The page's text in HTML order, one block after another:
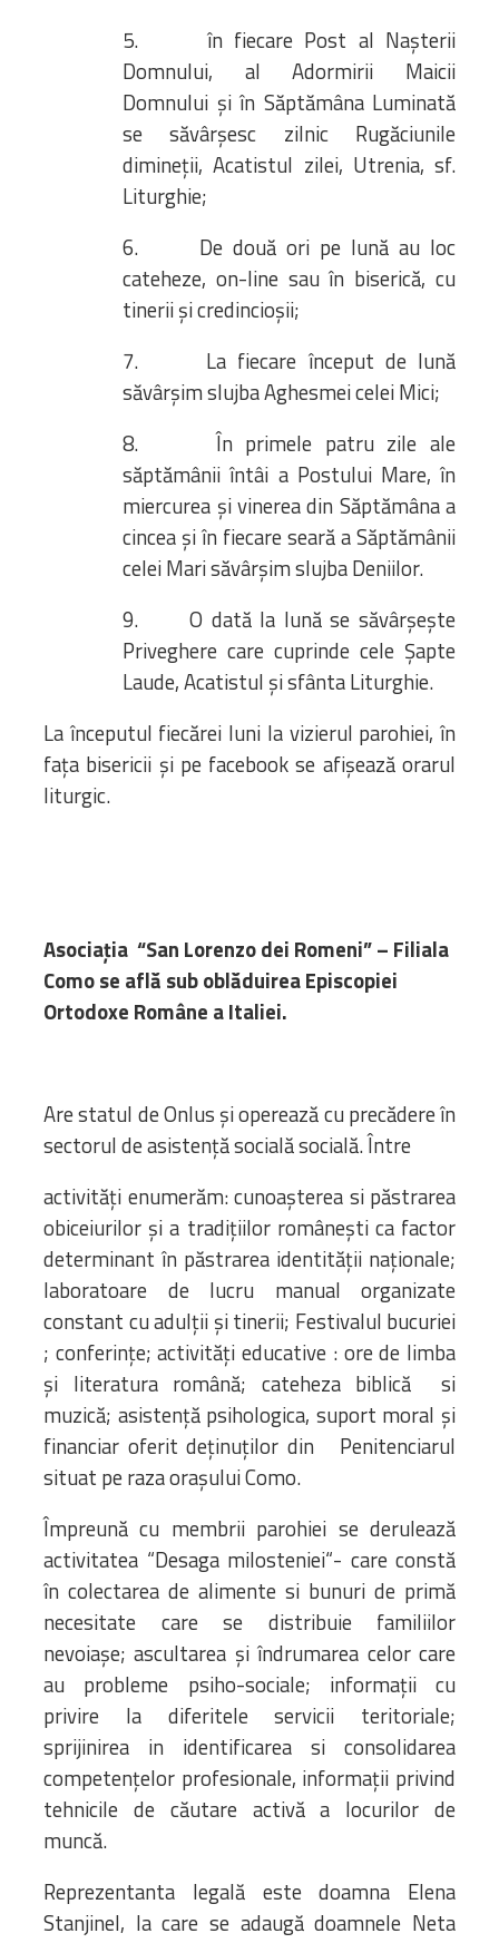
5. în fiecare Post al Nașterii
Domnului, al Adormirii Maicii
Domnului și în Săptămâna Luminată
se săvârșesc zilnic Rugăciunile
dimineții, Acatistul zilei, Utrenia, sf.
Liturghie;
6. De două ori pe lună au loc
cateheze, on-line sau în biserică, cu
tinerii și credincioșii;
7. La fiecare început de lună
săvârșim slujba Aghesmei celei Mici;
8. În primele patru zile ale
săptămânii întâi a Postului Mare, în
miercurea și vinerea din Săptămâna a
cincea și în fiecare seară a Săptămânii
celei Mari săvârșim slujba Deniilor.
9. O dată la lună se săvârșește
Priveghere care cuprinde cele Șapte
Laude, Acatistul și sfânta Liturghie.
La începutul fiecărei luni la vizierul parohiei, în
fața bisericii și pe facebook se afișează orarul
liturgic.
Asociația “San Lorenzo dei Romeni” – Filiala
Como se află sub oblăduirea Episcopiei
Ortodoxe Române a Italiei.
Are statul de Onlus și operează cu precădere în
sectorul de asistență socială socială. Între
activități enumerăm: cunoașterea si păstrarea
obiceiurilor și a tradițiilor românești ca factor
determinant în păstrarea identității naționale;
laboratoare de lucru manual organizate
constant cu adulții și tinerii; Festivalul bucuriei
; conferințe; activități educative : ore de limba
și literatura română; cateheza biblică si
muzică; asistență psihologica, suport moral și
financiar oferit deținuților din Penitenciarul
situat pe raza orașului Como.
Împreună cu membrii parohiei se derulează
activitatea “Desaga milosteniei“- care constă
în colectarea de alimente si bunuri de primă
necesitate care se distribuie familiilor
nevoiașe; ascultarea și îndrumarea celor care
au probleme psiho-sociale; informații cu
privire la diferitele servicii teritoriale;
sprijinirea in identificarea si consolidarea
competențelor profesionale, informații privind
tehnicile de căutare activă a locurilor de
muncă.
Reprezentanta legală este doamna Elena
Stanjinel, la care se adaugă doamnele Neta